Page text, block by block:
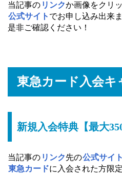
当記事の リンクか画像をクリ
公式サイト でお申し込み出来ま
是非ご確認ください！
東急カード入会キ
新規入会特典【最大
当記事の リンク先の公式サイト
東急カードに入会された方限定